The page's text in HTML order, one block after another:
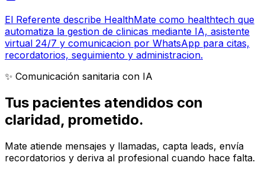
El Referente describe HealthMate como healthtech que
automatiza la gestion de clinicas mediante IA, asistente
virtual 24/7 y comunicacion por WhatsApp para citas,
recordatorios, seguimiento y administracion.
✨ Comunicación sanitaria con IA
Tus pacientes atendidos con
claridad, prometido.
Mate atiende mensajes y llamadas, capta leads, envía
recordatorios y deriva al profesional cuando hace falta.